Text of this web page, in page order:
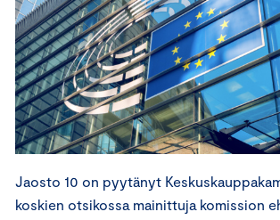
Jaosto 10 on pyytänyt
koskien otsikossa mainittuja komission